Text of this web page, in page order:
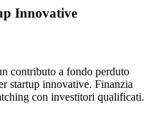
Innovative
contributo a fondo perduto
startup innovative. Finanzia
con investitori qualificati.